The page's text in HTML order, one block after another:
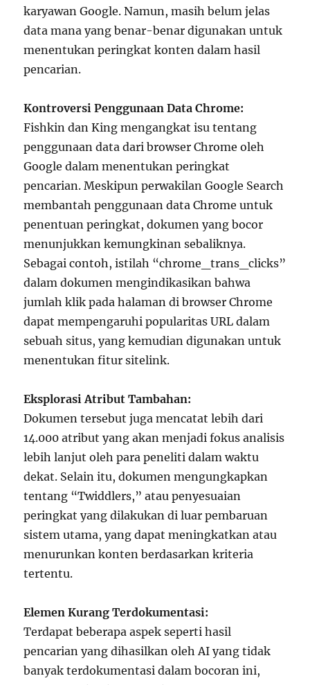
karyawan Google. Namun, masih belum jelas
data mana yang benar-benar digunakan untuk
menentukan peringkat konten dalam hasil
pencarian.
Kontroversi Penggunaan Data Chrome:
Fishkin dan King mengangkat isu tentang
penggunaan data dari browser Chrome oleh
Google dalam menentukan peringkat
pencarian. Meskipun perwakilan Google Search
membantah penggunaan data Chrome untuk
penentuan peringkat, dokumen yang bocor
menunjukkan kemungkinan sebaliknya.
Sebagai contoh, istilah “chrome_trans_clicks”
dalam dokumen mengindikasikan bahwa
jumlah klik pada halaman di browser Chrome
dapat mempengaruhi popularitas URL dalam
sebuah situs, yang kemudian digunakan untuk
menentukan fitur sitelink.
Eksplorasi Atribut Tambahan:
Dokumen tersebut juga mencatat lebih dari
14.000 atribut yang akan menjadi fokus analisis
lebih lanjut oleh para peneliti dalam waktu
dekat. Selain itu, dokumen mengungkapkan
tentang “Twiddlers,” atau penyesuaian
peringkat yang dilakukan di luar pembaruan
sistem utama, yang dapat meningkatkan atau
menurunkan konten berdasarkan kriteria
tertentu.
Elemen Kurang Terdokumentasi:
Terdapat beberapa aspek seperti hasil
pencarian yang dihasilkan oleh AI yang tidak
banyak terdokumentasi dalam bocoran ini,